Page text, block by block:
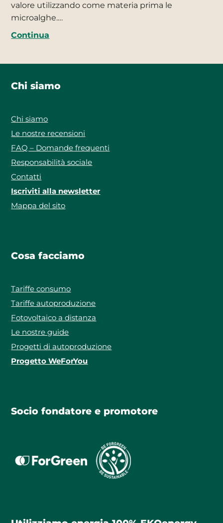
valore utilizzando come materia prima le
microalghe.…
Continua
Chi siamo
Chi siamo
Le nostre recensioni
FAQ – Domande frequenti
Responsabilità sociale
Contatti
Iscriviti alla newsletter
Mappa del sito
Cosa facciamo
Tariffe consumo
Tariffe autoproduzione
Fotovoltaico a distanza
Le nostre guide
Progetti di autoproduzione
Progetto WeForYou
Socio fondatore e promotore